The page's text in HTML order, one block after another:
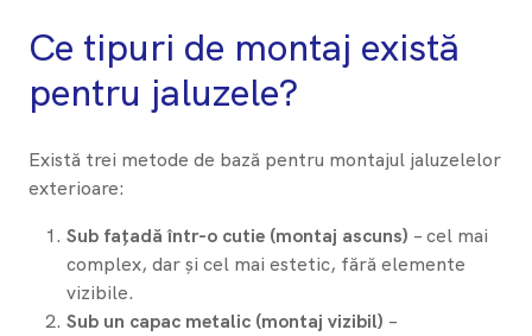
Ce tipuri de montaj există
pentru jaluzele?
Există trei metode de bază pentru montajul jaluzelelor
exterioare:
Sub fațadă într-o cutie (montaj ascuns) – cel mai
complex, dar și cel mai estetic, fără elemente
vizibile.
Sub un capac metalic (montaj vizibil) –